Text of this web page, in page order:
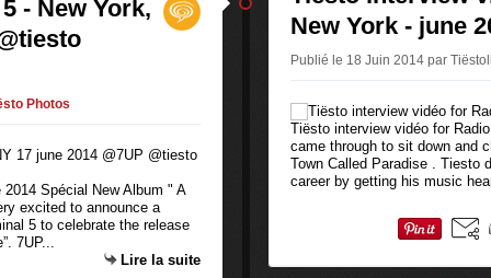
- New York,
Photos
Spécial New Album " A
excited to announce a
5 to celebrate the release
7UP...
Lire la suite
New York - june
Publié le 18 Juin 2014 par
Tiësto interview vidéo for
came through to sit down and
Town Called Paradise . Tiesto
career by getting his music